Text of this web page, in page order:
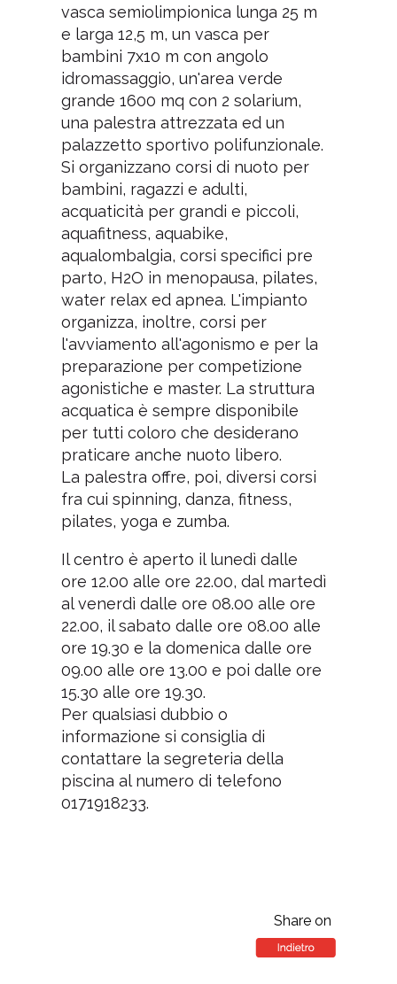
vasca semiolimpionica lunga 25 m
e larga 12,5 m, un vasca per
bambini 7x10 m con angolo
idromassaggio, un'area verde
grande 1600 mq con 2 solarium,
una palestra attrezzata ed un
palazzetto sportivo polifunzionale.
Si organizzano corsi di nuoto per
bambini, ragazzi e adulti,
acquaticità per grandi e piccoli,
aquafitness, aquabike,
aqualombalgia, corsi specifici pre
parto, H2O in menopausa, pilates,
water relax ed apnea. L'impianto
organizza, inoltre, corsi per
l'avviamento all'agonismo e per la
preparazione per competizione
agonistiche e master. La struttura
acquatica è sempre disponibile
per tutti coloro che desiderano
praticare anche nuoto libero.
La palestra offre, poi, diversi corsi
fra cui spinning, danza, fitness,
pilates, yoga e zumba.
Il centro è aperto il lunedì dalle
ore 12.00 alle ore 22.00, dal martedì
al venerdì dalle ore 08.00 alle ore
22.00, il sabato dalle ore 08.00 alle
ore 19.30 e la domenica dalle ore
09.00 alle ore 13.00 e poi dalle ore
15.30 alle ore 19.30.
Per qualsiasi dubbio o
informazione si consiglia di
contattare la segreteria della
piscina al numero di telefono
0171918233.
Share on